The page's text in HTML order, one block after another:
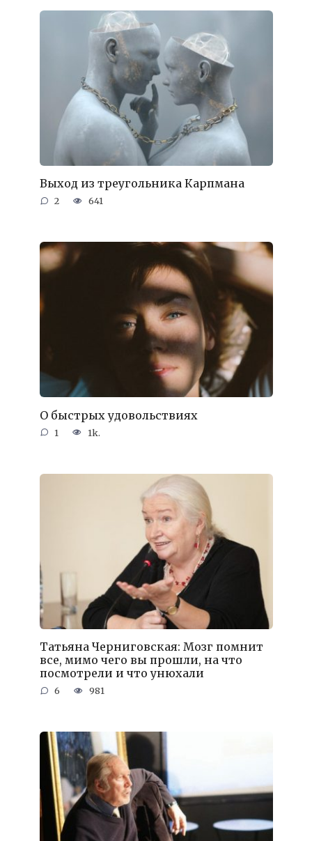
Выход из треугольника Карпмана
2 641
О быстрых удовольствиях
1 1k.
Татьяна Черниговская: Мозг помнит
все, мимо чего вы прошли, на что
посмотрели и что унюхали
6 981